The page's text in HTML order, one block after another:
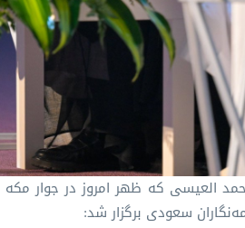
العیسی که ظهر امروز در جوار مکه
سعودی برگزار شد: